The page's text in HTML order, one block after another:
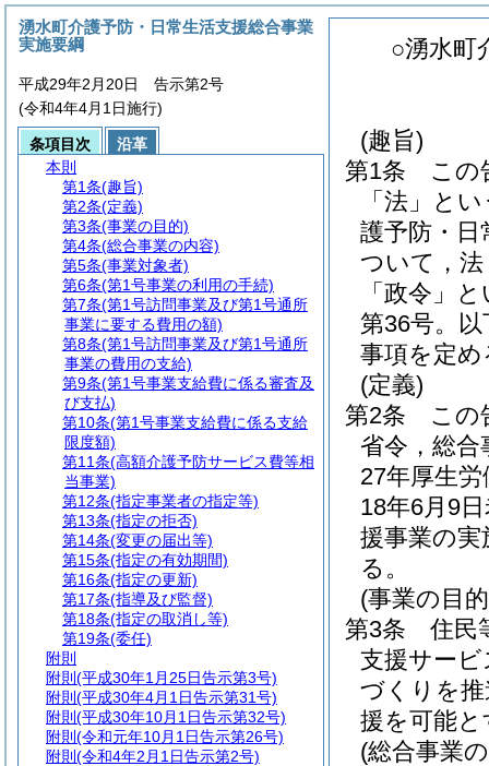
○湧水町
(趣旨)
第1条
この
「法」と
護予防・日
ついて，法
「政令」
第36号。
事項を定
(定義)
第2条
この
省令，総
27年厚生
18年6月9
援事業の
る。
(事業の目
第3条
住民
支援サー
づくりを
援を可能
(総合事業
湧水町介護予防・日常生活支援総合事業
実施要綱
平成29年2月20日 告示第2号
(令和4年4月1日施行)
条項目次
沿革
本則
第1条(趣旨)
第2条(定義)
第3条(事業の目的)
第4条(総合事業の内容)
第5条(事業対象者)
第6条(第1号事業の利用の手続)
第7条(第1号訪問事業及び第1号通所
事業に要する費用の額)
第8条(第1号訪問事業及び第1号通所
事業の費用の支給)
第9条(第1号事業支給費に係る審査及
び支払)
第10条(第1号事業支給費に係る支給
限度額)
第11条(高額介護予防サービス費等相
当事業)
第12条(指定事業者の指定等)
第13条(指定の拒否)
第14条(変更の届出等)
第15条(指定の有効期間)
第16条(指定の更新)
第17条(指導及び監督)
第18条(指定の取消し等)
第19条(委任)
附則
附則 (平成30年1月25日告示第3号)
附則 (平成30年4月1日告示第31号)
附則 (平成30年10月1日告示第32号)
附則 (令和元年10月1日告示第26号)
附則 (令和4年2月1日告示第2号)